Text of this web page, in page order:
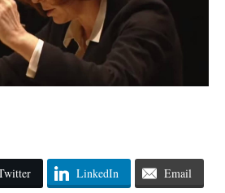
LinkedIn Email